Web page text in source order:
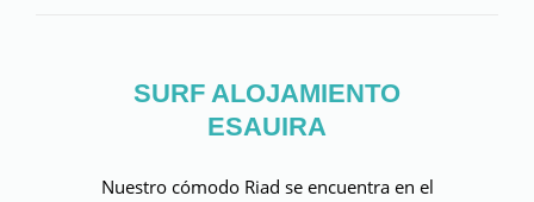
SURF ALOJAMIENTO
ESAUIRA
Nuestro cómodo Riad se encuentra en el